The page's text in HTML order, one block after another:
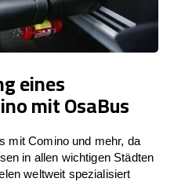
eines
mit OsaBus
mit Comino und mehr, da
in allen wichtigen Städten
weltweit spezialisiert